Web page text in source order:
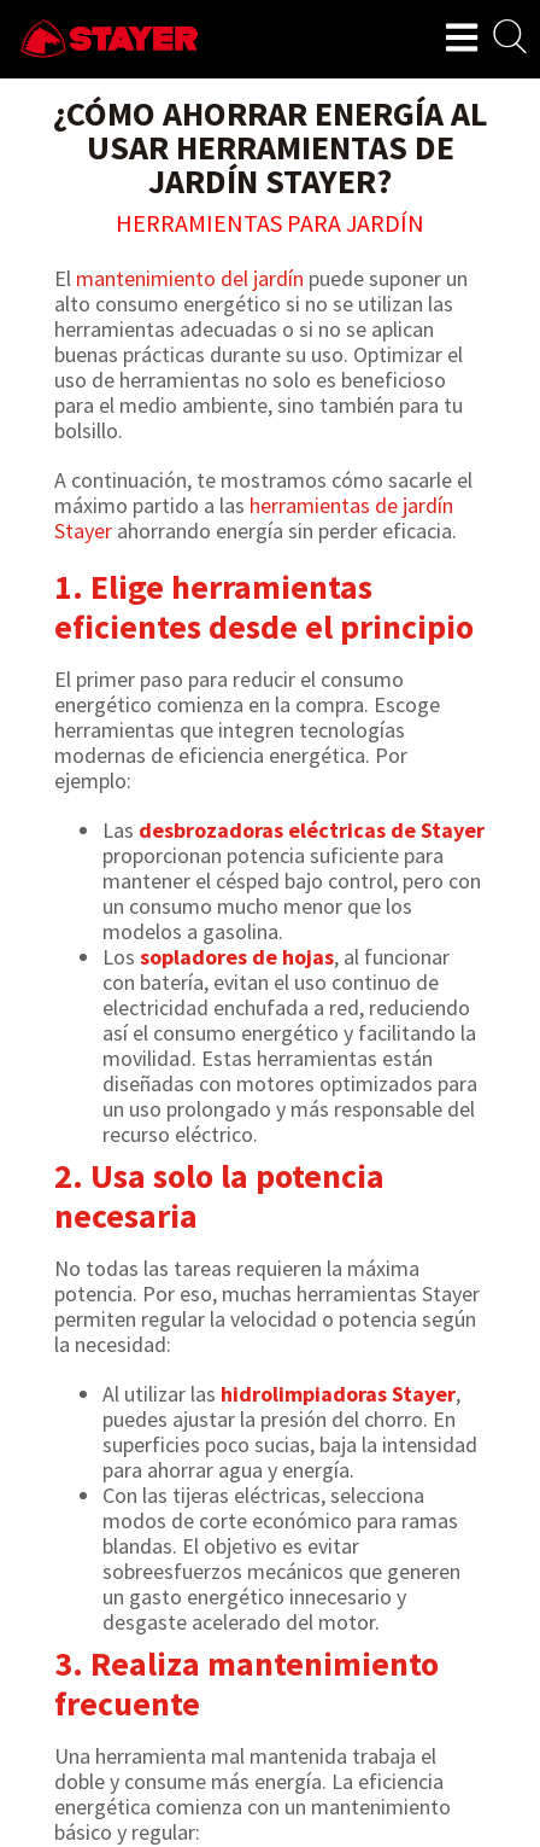
¿CÓMO AHORRAR ENERGÍA AL
USAR HERRAMIENTAS DE
JARDÍN STAYER?
HERRAMIENTAS PARA JARDÍN
El mantenimiento del jardín puede suponer un
alto consumo energético si no se utilizan las
herramientas adecuadas o si no se aplican
buenas prácticas durante su uso. Optimizar el
uso de herramientas no solo es beneficioso
para el medio ambiente, sino también para tu
bolsillo.
A continuación, te mostramos cómo sacarle el
máximo partido a las herramientas de jardín
Stayer ahorrando energía sin perder eficacia.
1. Elige herramientas
eficientes desde el principio
El primer paso para reducir el consumo
energético comienza en la compra. Escoge
herramientas que integren tecnologías
modernas de eficiencia energética. Por
ejemplo:
Las desbrozadoras eléctricas de Stayer
proporcionan potencia suficiente para
mantener el césped bajo control, pero con
un consumo mucho menor que los
modelos a gasolina.
Los sopladores de hojas, al funcionar
con batería, evitan el uso continuo de
electricidad enchufada a red, reduciendo
así el consumo energético y facilitando la
movilidad. Estas herramientas están
diseñadas con motores optimizados para
un uso prolongado y más responsable del
recurso eléctrico.
2. Usa solo la potencia
necesaria
No todas las tareas requieren la máxima
potencia. Por eso, muchas herramientas Stayer
permiten regular la velocidad o potencia según
la necesidad:
Al utilizar las hidrolimpiadoras Stayer,
puedes ajustar la presión del chorro. En
superficies poco sucias, baja la intensidad
para ahorrar agua y energía.
Con las tijeras eléctricas, selecciona
modos de corte económico para ramas
blandas. El objetivo es evitar
sobreesfuerzos mecánicos que generen
un gasto energético innecesario y
desgaste acelerado del motor.
3. Realiza mantenimiento
frecuente
Una herramienta mal mantenida trabaja el
doble y consume más energía. La eficiencia
energética comienza con un mantenimiento
básico y regular: